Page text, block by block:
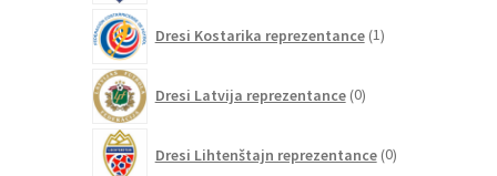
Dresi Kostarika reprezentance 1izdelek
Dresi Latvija reprezentance 0izdelkov
Dresi Lihtenštajn reprezentance 0izdelkov